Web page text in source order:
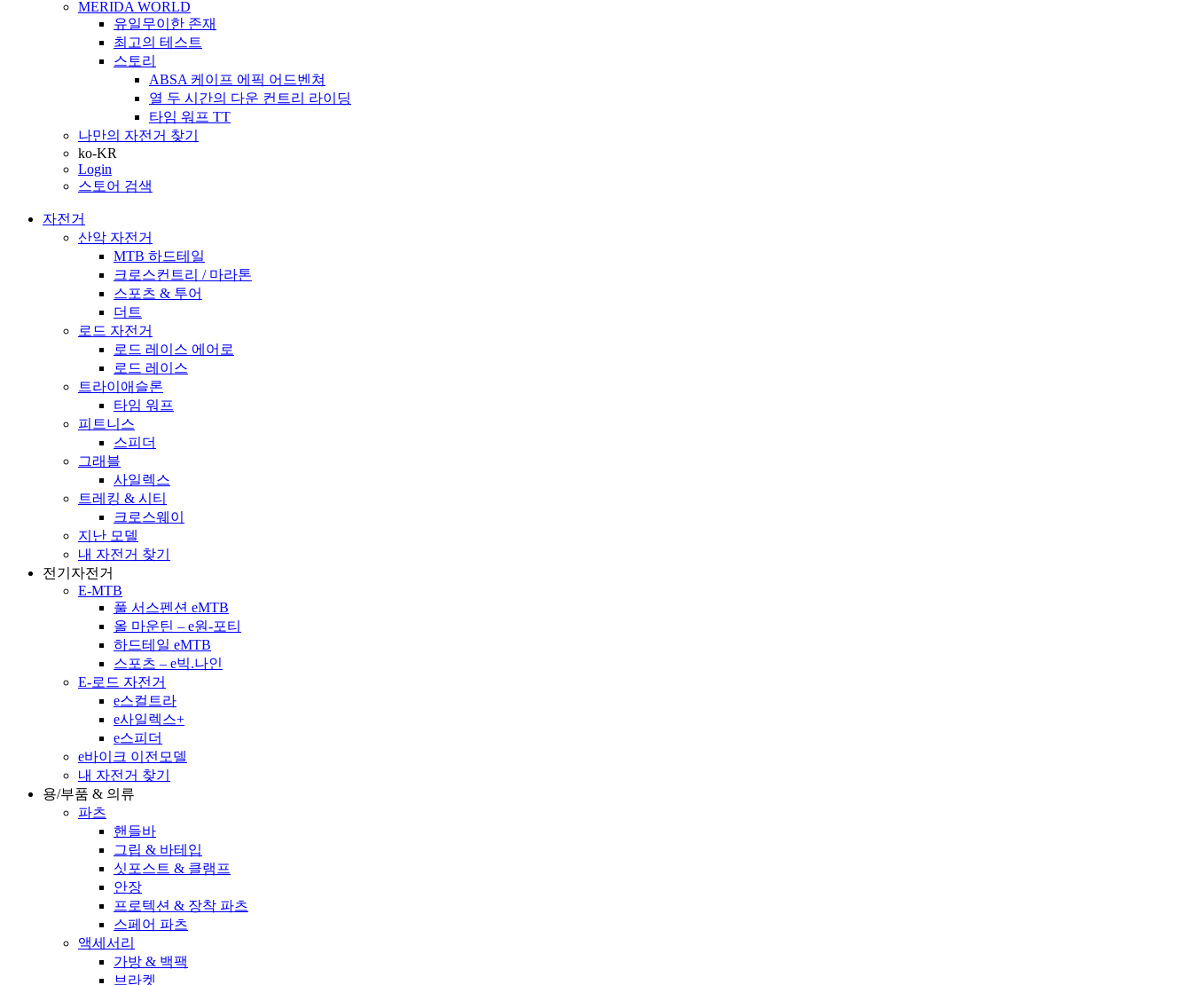
MERIDA WORLD
유일무이한 존재
최고의 테스트
스토리
ABSA 케이프 에픽 어드벤쳐
열 두 시간의 다운 컨트리 라이딩
타임 워프 TT
나만의 자전거 찾기
ko-KR
Login
스토어 검색
자전거
산악 자전거
MTB 하드테일
크로스컨트리 / 마라톤
스포츠 & 투어
더트
로드 자전거
로드 레이스 에어로
로드 레이스
트라이애슬론
타임 워프
피트니스
스피더
그래블
사일렉스
트레킹 & 시티
크로스웨이
지난 모델
내 자전거 찾기
전기자전거
E-MTB
풀 서스펜션 eMTB
올 마운틴 – e원-포티
하드테일 eMTB
스포츠 – e빅.나인
E-로드 자전거
e스컬트라
e사일렉스+
e스피더
e바이크 이전모델
내 자전거 찾기
용/부품 & 의류
파츠
핸들바
그립 & 바테입
싯포스트 & 클램프
안장
프로텍션 & 장착 파츠
스페어 파츠
액세서리
가방 & 백팩
브라켓